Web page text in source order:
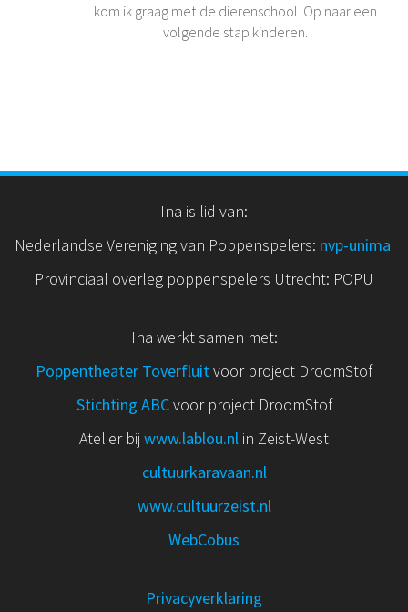
kom ik graag met de dierenschool. Op naar een
volgende stap kinderen.
Ina is lid van:
Nederlandse Vereniging van Poppenspelers: nvp-unima
Provinciaal overleg poppenspelers Utrecht: POPU
Ina werkt samen met:
Poppentheater Toverfluitvoor project DroomStof
Stichting ABCvoor project DroomStof
Atelier bij www.lablou.nl in Zeist-West
cultuurkaravaan.nl
www.cultuurzeist.nl
WebCobus
Privacyverklaring